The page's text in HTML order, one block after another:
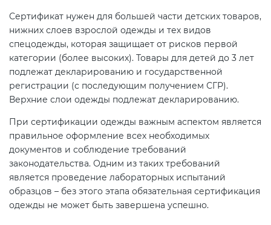
Сертификат нужен для большей части детских товаров,
нижних слоев взрослой одежды и тех видов
спецодежды, которая защищает от рисков первой
категории (более высоких). Товары для детей до 3 лет
подлежат декларированию и государственной
регистрации (с последующим получением СГР).
Верхние слои одежды подлежат декларированию.
При сертификации одежды важным аспектом является
правильное оформление всех необходимых
документов и соблюдение требований
законодательства. Одним из таких требований
является проведение лабораторных испытаний
образцов – без этого этапа обязательная сертификация
одежды не может быть завершена успешно.
Действующие технические
регламенты